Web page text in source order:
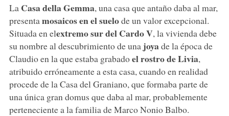
LaCasa della Gemma, una casa que antaño daba al mar,
presenta mosaicos en el suelode un valor excepcional.
Situada en elextremo sur del Cardo V, la vivienda debe
su nombre al descubrimiento de una joyade la época de
Claudio en la que estaba grabadoel rostro de Livia,
atribuido erróneamente a esta casa, cuando en realidad
procede de la Casa del Graniano, que formaba parte de
una única gran domus que daba al mar, probablemente
perteneciente a la familia de Marco Nonio Balbo.